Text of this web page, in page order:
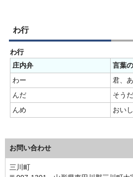
わ行
わ行
庄内弁
言葉
わー
君、
んだ
そうだ
んめ
おい
お問い合わせ
三川町